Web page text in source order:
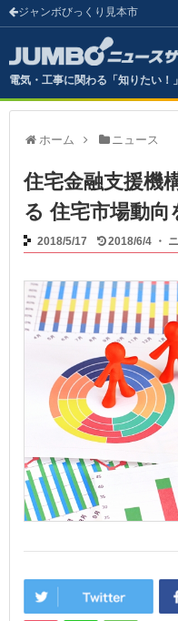
ジャンボびっくり見本市
電気・工事に関わる「知りたい！
ホーム ニュース
住宅金融支援機
る 住宅市場動向
2018/5/17 2018/6/4 ・